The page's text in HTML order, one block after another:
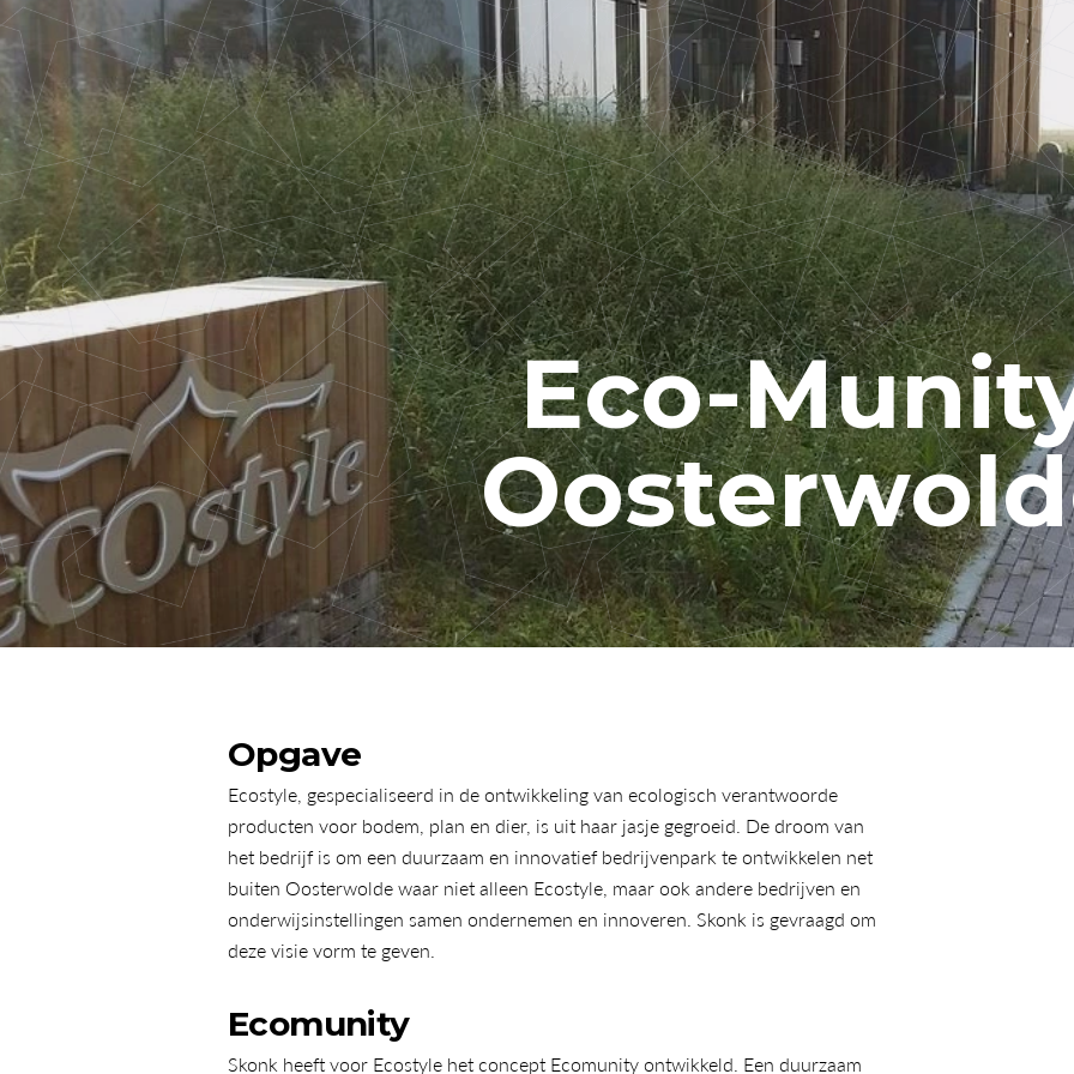
Eco-
Opgave
Ecostyle, gespecialiseerd in de ontwikkeling van ecologisch verantwoorde
producten voor bodem, plan en dier, is uit haar jasje gegroeid. De droom van
het bedrijf is om een duurzaam en innovatief bedrijvenpark te ontwikkelen net
buiten Oosterwolde waar niet alleen Ecostyle, maar ook andere bedrijven en
onderwijsinstellingen samen ondernemen en innoveren. Skonk is gevraagd om
deze visie vorm te geven.
Ecomunity
Skonk heeft voor Ecostyle het concept Ecomunity ontwikkeld. Een duurzaam